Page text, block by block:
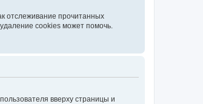
отслеживание прочитанных
cookies может помочь.
вверху страницы и